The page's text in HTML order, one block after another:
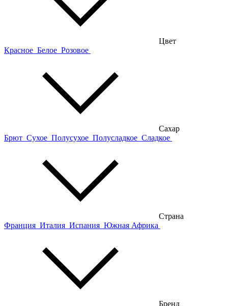
Цвет
Красное Белое Розовое
Сахар
Брют Сухое Полусухое Полусладкое Сладкое
Страна
Франция Италия Испания Южная Африка
Бренд